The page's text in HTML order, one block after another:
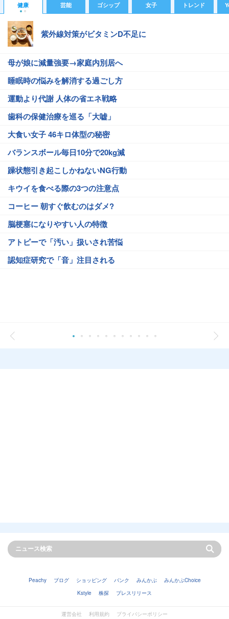
健康 芸能 ゴシップ 女子 トレンド
紫外線対策がビタミンD不足に
母が娘に減量強要→家庭内別居へ
睡眠時の悩みを解消する過ごし方
運動より代謝 人体の省エネ戦略
歯科の保健治療を巡る「大嘘」
大食い女子 46キロ体型の秘密
バランスボール毎日10分で20kg減
躁状態引き起こしかねないNG行動
キウイを食べる際の3つの注意点
コーヒー 朝すぐ飲むのはダメ?
脳梗塞になりやすい人の特徴
アトピーで「汚い」扱いされ苦悩
認知症研究で「音」注目される
Peachy ブログ ショッピング バンク みんかぶ
みんかぶChoice
Kstyle
株探 プレスリリース
運営会社 利用規約 プライバシーポリシー